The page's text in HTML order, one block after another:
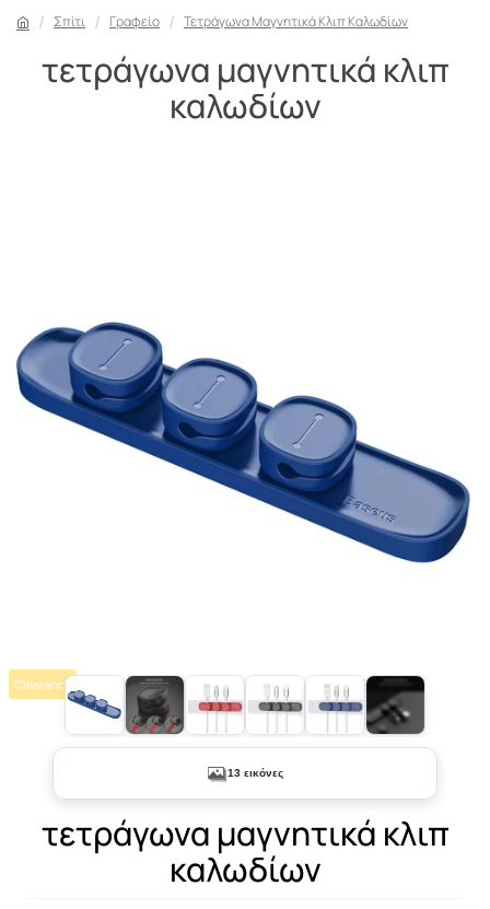
Σπίτι Γραφείο Τετράγωνα Μαγνητικά Κλιπ Καλωδίων
τετράγωνα μαγνητικά κλιπ
καλωδίων
Clearance
+8
13 εικόνες
τετράγωνα μαγνητικά κλιπ
καλωδίων